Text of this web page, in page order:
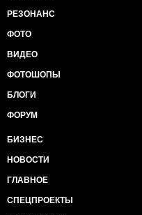
РЕЗОНАНС
ФОТО
ВИДЕО
ФОТОШОПЫ
БЛОГИ
ФОРУМ
БИЗНЕС
НОВОСТИ
ГЛАВНОЕ
СПЕЦПРОЕКТЫ